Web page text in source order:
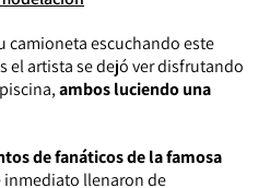
camioneta escuchando este
el artista se dejó ver disfrutando
ambos luciendo una
de fanáticos de la famosa
inmediato llenaron de